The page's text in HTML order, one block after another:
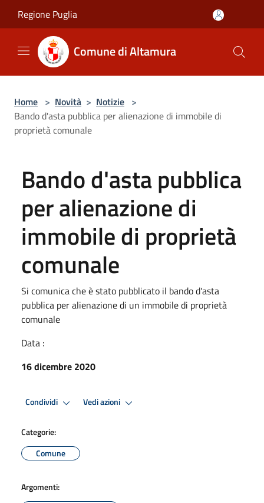
Regione Puglia
Comune di Altamura
Home > Novità > Notizie >
Bando d'asta pubblica per alienazione di immobile di
proprietà comunale
Bando d'asta pubblica
per alienazione di
immobile di proprietà
comunale
Si comunica che è stato pubblicato il bando d'asta
pubblica per alienazione di un immobile di proprietà
comunale
Data :
16 dicembre 2020
Condividi Vedi azioni
Categorie:
Comune
Argomenti: